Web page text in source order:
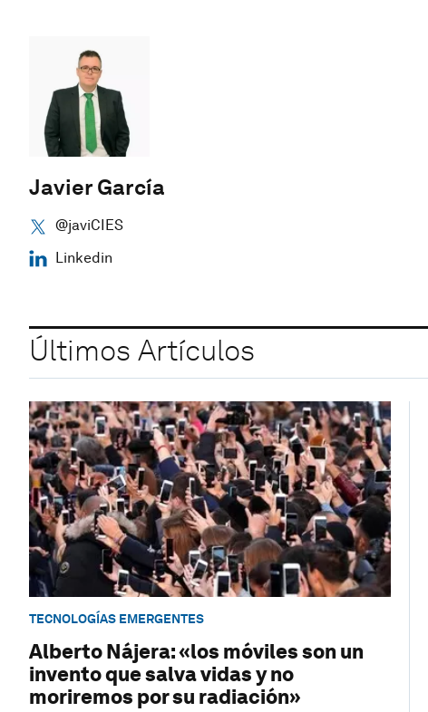
Javier García
@javiCIES
Linkedin
Últimos Artículos
TECNOLOGÍAS EMERGENTES
Alberto Nájera: «los móviles son un
invento que salva vidas y no
moriremos por su radiación»